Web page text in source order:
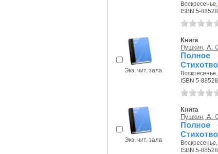
ISBN 5-
Экз. чит. зала
Книга
Пушкин, А.
Полное
ISBN 5-
Экз. чит. зала
Книга
Пушкин, А.
Полное
ISBN 5-